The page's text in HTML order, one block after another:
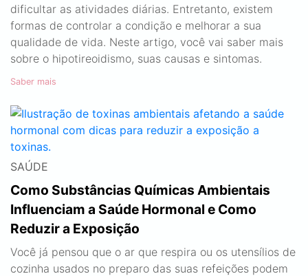
dificultar as atividades diárias. Entretanto, existem
formas de controlar a condição e melhorar a sua
qualidade de vida. Neste artigo, você vai saber mais
sobre o hipotireoidismo, suas causas e sintomas.
Saber mais
SAÚDE
Como Substâncias Químicas Ambientais
Influenciam a Saúde Hormonal e Como
Reduzir a Exposição
Você já pensou que o ar que respira ou os utensílios de
cozinha usados no preparo das suas refeições podem